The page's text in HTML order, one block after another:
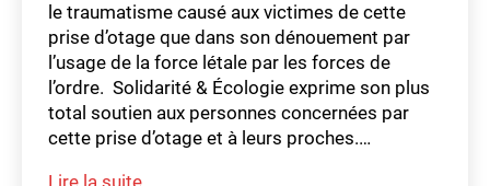
le traumatisme causé aux victimes de cette
prise d’otage que dans son dénouement par
l’usage de la force létale par les forces de
l’ordre. Solidarité & Écologie exprime son plus
total soutien aux personnes concernées par
cette prise d’otage et à leurs proches.…
Drame
u
ni
q
u
é
d